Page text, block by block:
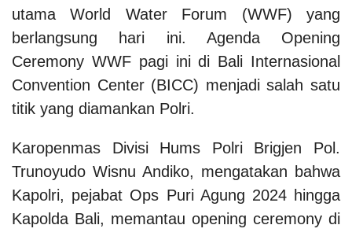
utama World Water Forum (WWF) yang
berlangsung hari ini. Agenda Opening
Ceremony WWF pagi ini di Bali Internasional
Convention Center (BICC) menjadi salah satu
titik yang diamankan Polri.
Karopenmas Divisi Hums Polri Brigjen Pol.
Trunoyudo Wisnu Andiko, mengatakan bahwa
Kapolri, pejabat Ops Puri Agung 2024 hingga
Kapolda Bali, memantau opening ceremony di